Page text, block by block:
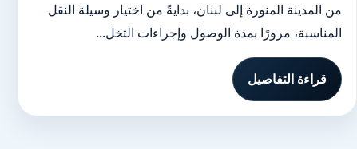
من المدينة المنورة إلى لبنان، بدايةً من اختيار وسيلة النقل
المناسبة، مرورًا بمدة الوصول وإجراءات التخل...
قراءة التفاصيل